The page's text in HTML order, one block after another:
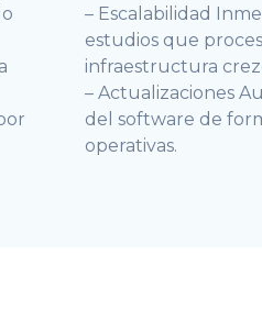
– Escalabilidad
estudios que
infraestructura
– Actualizaciones
del software de
operativas.